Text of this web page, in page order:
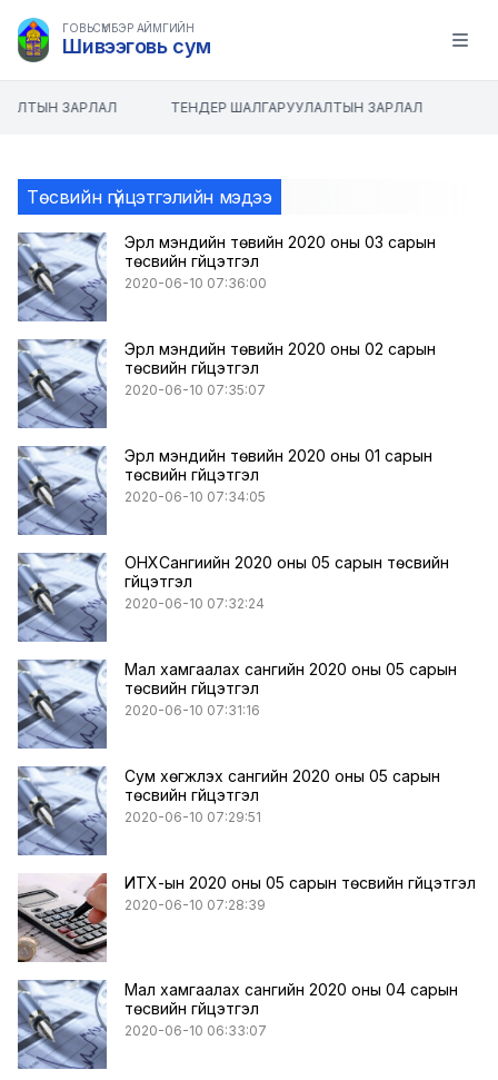
ГОВЬСҮМБЭР АЙМГИЙН
Шивээговь сум Open
ЗАРЛАЛ ТЕНДЕР ШАЛГАРУУЛАЛТЫН ЗАРЛАЛ
Төсвийн гүйцэтгэлийн мэдээ
Эрүүл мэндийн төвийн 2020 оны 03 сарын
төсвийн гүйцэтгэл
2020-06-10 07:36:00
Эрүүл мэндийн төвийн 2020 оны 02 сарын
төсвийн гүйцэтгэл
2020-06-10 07:35:07
Эрүүл мэндийн төвийн 2020 оны 01 сарын
төсвийн гүйцэтгэл
2020-06-10 07:34:05
ОНХСангиийн 2020 оны 05 сарын төсвийн
гүйцэтгэл
2020-06-10 07:32:24
Мал хамгаалах сангийн 2020 оны 05 сарын
төсвийн гүйцэтгэл
2020-06-10 07:31:16
Сум хөгжүүлэх сангийн 2020 оны 05 сарын
төсвийн гүйцэтгэл
2020-06-10 07:29:51
ИТХ-ын 2020 оны 05 сарын төсвийн гүйцэтгэл
2020-06-10 07:28:39
Мал хамгаалах сангийн 2020 оны 04 сарын
төсвийн гүйцэтгэл
2020-06-10 06:33:07